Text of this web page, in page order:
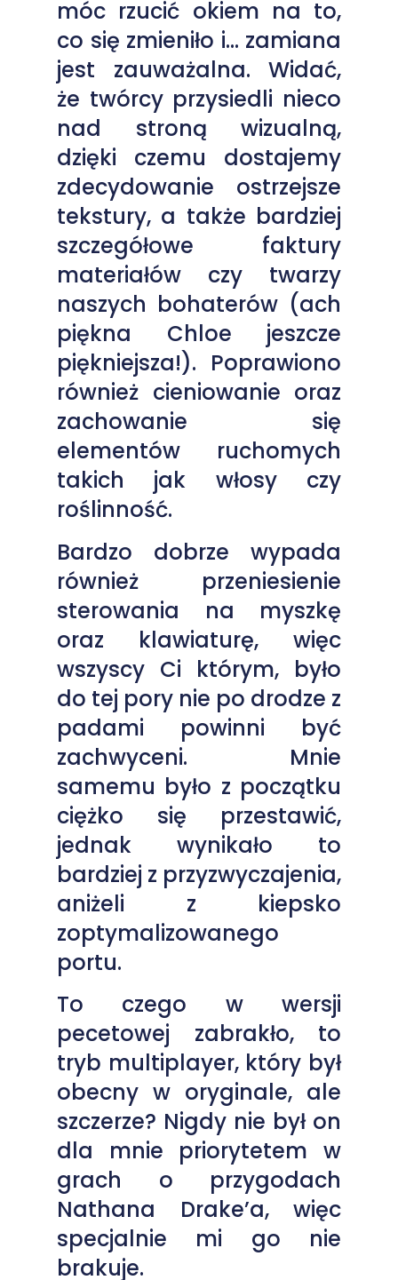
móc rzucić okiem na to,
co się zmieniło i… zamiana
jest zauważalna. Widać,
że twórcy przysiedli nieco
nad stroną wizualną,
dzięki czemu dostajemy
zdecydowanie ostrzejsze
tekstury, a także bardziej
szczegółowe faktury
materiałów czy twarzy
naszych bohaterów (ach
piękna Chloe jeszcze
piękniejsza!). Poprawiono
również cieniowanie oraz
zachowanie się
elementów ruchomych
takich jak włosy czy
roślinność.
Bardzo dobrze wypada
również przeniesienie
sterowania na myszkę
oraz klawiaturę, więc
wszyscy Ci którym, było
do tej pory nie po drodze z
padami powinni być
zachwyceni. Mnie
samemu było z początku
ciężko się przestawić,
jednak wynikało to
bardziej z przyzwyczajenia,
aniżeli z kiepsko
zoptymalizowanego
portu.
To czego w wersji
pecetowej zabrakło, to
tryb multiplayer, który był
obecny w oryginale, ale
szczerze? Nigdy nie był on
dla mnie priorytetem w
grach o przygodach
Nathana Drake’a, więc
specjalnie mi go nie
brakuje.